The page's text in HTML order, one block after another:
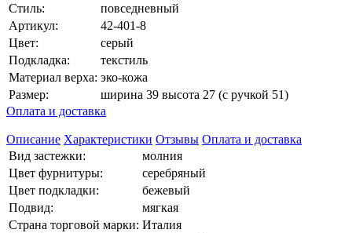
Стиль:
повседневный
Артикул:
42-401-8
Цвет:
серый
Подкладка:
текстиль
Материал верха: эко-кожа
Размер:
ширина 39 высота 27 (с ручкой 51)
Оплата и доставка
Описание Характеристики Отзывы Оплата и доставка
Вид застежки:
молния
Цвет фурнитуры:
серебряный
Цвет подкладки:
бежевый
Подвид:
мягкая
Страна торговой марки: Италия